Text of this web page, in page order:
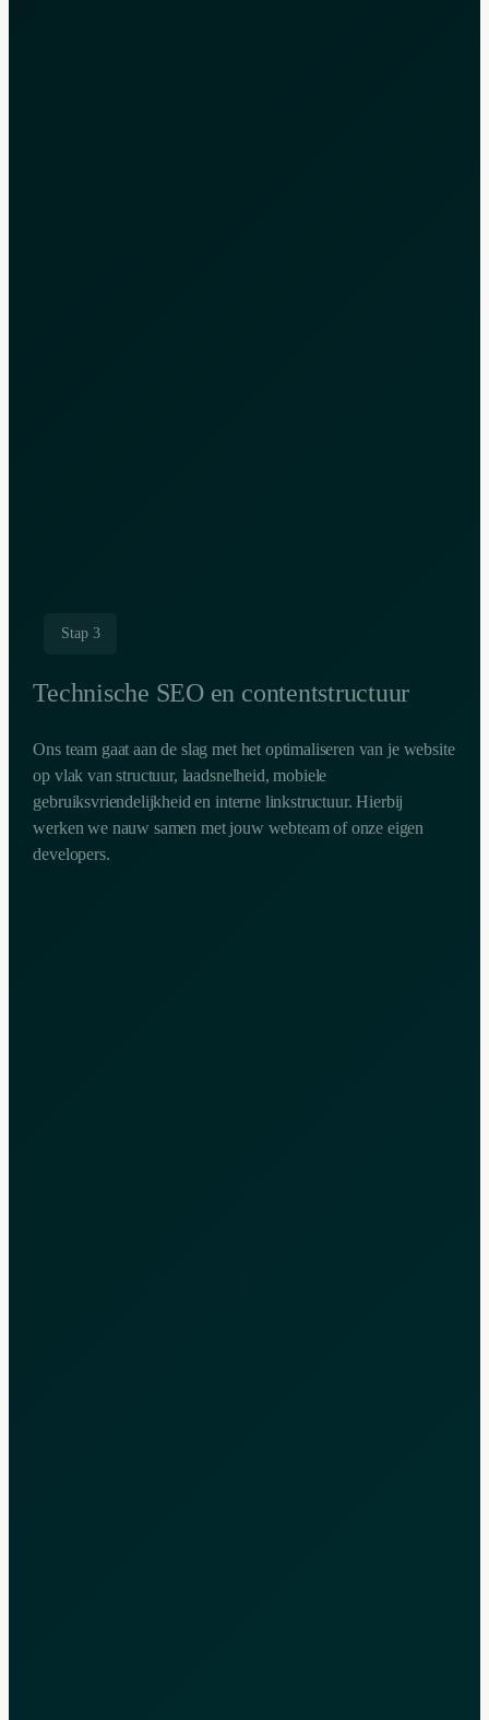
Stap 3
Technische SEO en contentstructuur
Ons team gaat aan de slag met het optimaliseren van je website
op vlak van structuur, laadsnelheid, mobiele
gebruiksvriendelijkheid en interne linkstructuur. Hierbij
werken we nauw samen met jouw webteam of onze eigen
developers.